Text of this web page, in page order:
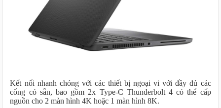
Kết nối nhanh chóng với các thiết bị ngoại vi với đầy đủ các
cổng có sẵn, bao gồm 2x Type-C Thunderbolt 4 có thể cấp
nguồn cho 2 màn hình 4K hoặc 1 màn hình 8K.